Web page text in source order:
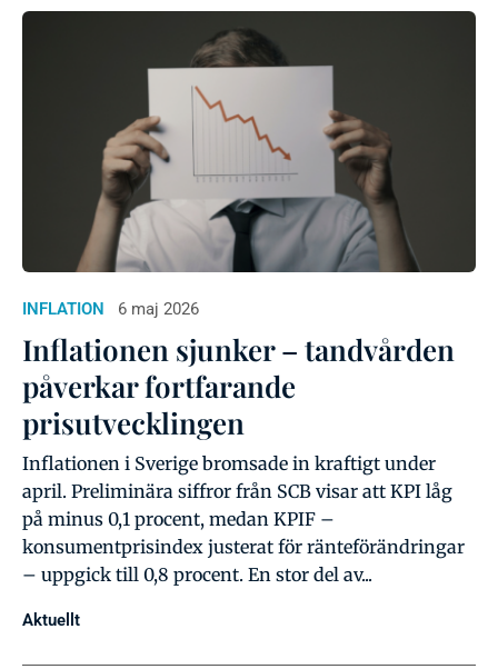
INFLATION 6 maj 2026
Inflationen sjunker – tandvården
påverkar fortfarande
prisutvecklingen
Inflationen i Sverige bromsade in kraftigt under
april. Preliminära siffror från SCB visar att KPI låg
på minus 0,1 procent, medan KPIF –
konsumentprisindex justerat för ränteförändringar
– uppgick till 0,8 procent. En stor del av...
Aktuellt